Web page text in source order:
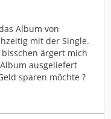
Album von
mit der Single.
ärgert mich
ausgeliefert
sparen möchte ?